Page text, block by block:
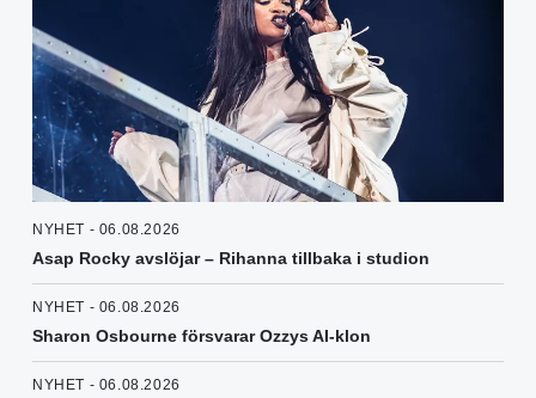
NYHET - 06.08.2026
Asap Rocky avslöjar – Rihanna tillbaka i studion
NYHET - 06.08.2026
Sharon Osbourne försvarar Ozzys AI-klon
NYHET - 06.08.2026